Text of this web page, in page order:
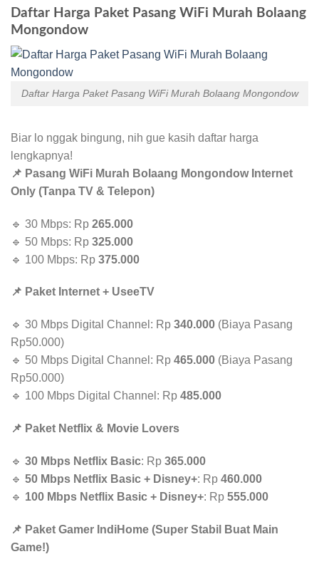
Daftar Harga Paket Pasang WiFi Murah Bolaang
Mongondow
Daftar Harga Paket Pasang WiFi Murah Bolaang Mongondow
Biar lo nggak bingung, nih gue kasih daftar harga
lengkapnya!
📌 Pasang WiFi Murah Bolaang Mongondow Internet
Only (Tanpa TV & Telepon)
🔹 30 Mbps: Rp 265.000
🔹 50 Mbps: Rp 325.000
🔹 100 Mbps: Rp 375.000
📌 Paket Internet + UseeTV
🔹 30 Mbps Digital Channel: Rp 340.000 (Biaya Pasang
Rp50.000)
🔹 50 Mbps Digital Channel: Rp 465.000 (Biaya Pasang
Rp50.000)
🔹 100 Mbps Digital Channel: Rp 485.000
📌 Paket Netflix & Movie Lovers
🔹 30 Mbps Netflix Basic: Rp 365.000
🔹 50 Mbps Netflix Basic + Disney+: Rp 460.000
🔹 100 Mbps Netflix Basic + Disney+: Rp 555.000
📌 Paket Gamer IndiHome (Super Stabil Buat Main
Game!)